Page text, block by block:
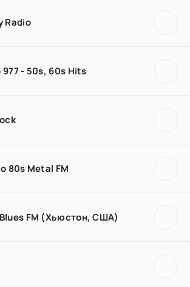
Radio
- 50s, 60s Hits
80s Metal FM
FM (Хьюстон, США)